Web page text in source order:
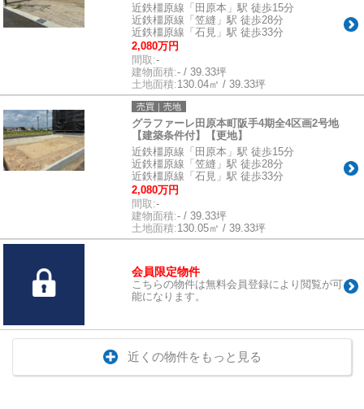
近鉄橿原線「田原本」駅 徒歩15分
近鉄橿原線「笠縫」駅 徒歩28分
近鉄橿原線「石見」駅 徒歩33分
2,080万円
間取:-
建物面積:- / 39.33坪
土地面積:130.04㎡ / 39.33坪
売買｜売地
グラファーレ田原本町阪手4期全4区画2号地
【建築条件付】【更地】
近鉄橿原線「田原本」駅 徒歩15分
近鉄橿原線「笠縫」駅 徒歩28分
近鉄橿原線「石見」駅 徒歩33分
2,080万円
間取:-
建物面積:- / 39.33坪
土地面積:130.05㎡ / 39.33坪
会員限定物件
こちらの物件は無料会員登録により閲覧が可
能になります。
近くの物件をもっと見る